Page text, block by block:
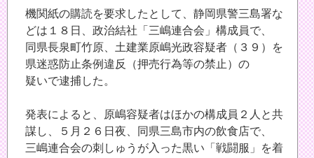
機関紙の購読を要求したとして、静岡県警三島署な
どは１８日、政治結社「三嶋連合会」構成員で、
同県長泉町竹原、土建業原嶋光政容疑者（３９）を
県迷惑防止条例違反（押売行為等の禁止）の
疑いで逮捕した。
発表によると、原嶋容疑者はほかの構成員２人と共
謀し、５月２６日夜、同県三島市内の飲食店で、
三嶋連合会の刺しゅうが入った黒い「戦闘服」を着